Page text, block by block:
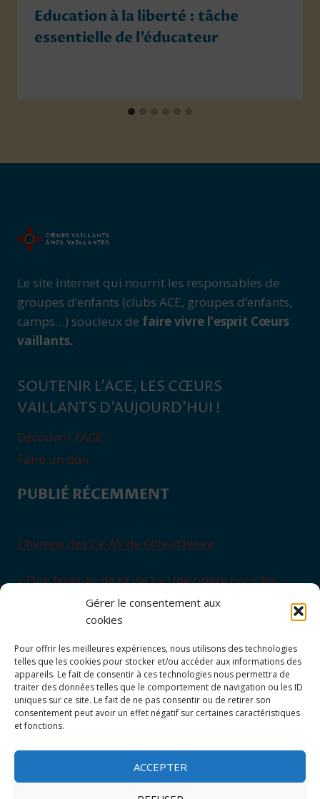
Gérer le consentement aux
cookies
Pour offrir les meilleures expériences, nous utilisons des technologies
telles que les cookies pour stocker et/ou accéder aux informations des
appareils. Le fait de consentir à ces technologies nous permettra de
traiter des données telles que le comportement de navigation ou les ID
uniques sur ce site. Le fait de ne pas consentir ou de retirer son
consentement peut avoir un effet négatif sur certaines caractéristiques
et fonctions.
ACCEPTER
Education à la liberté : tâche
essentielle de l’éducateur
Le site internet qui nourrit les responsables de
groupes d’enfants (clubs ACE, groupes d’enfants,
camps…) soucieux de faire vivre l’esprit Cœurs
vaillants.
SOUTENIR L’ACE, LES CŒURS
VAILLANTS D’AUJOURD’HUI !
Découvrir l’ACE
Faire un don
PUBLIÉ RÉCEMMENT
L’hymne des CV-AV de Côte-d’Ivoire
« Que feras-tu de ta vie ? » Une prière pour les
Gilles (Saint-Maixent, 1954)
Les « brevets de spécialité » des CVAV pour
développer les personnalités